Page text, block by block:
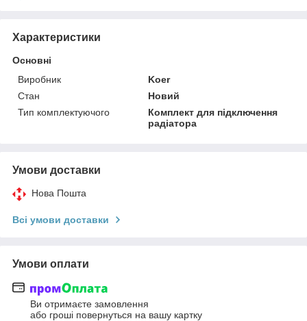
Характеристики
Основні
Виробник
Koer
Стан
Новий
Тип комплектуючого
Комплект для підключення
радіатора
Умови доставки
Нова Пошта
Всі умови доставки
Умови оплати
Ви отримаєте замовлення
або гроші повернуться на вашу картку